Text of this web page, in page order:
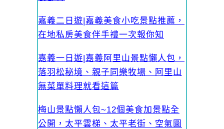
嘉義二日遊|嘉義美食小吃景點推薦，
在地私房美食伴手禮一次報你知
嘉義一日遊|嘉義阿里山景點懶人包，
落羽松秘境、親子同樂牧場、阿里山
無菜單料理就看這篇
梅山景點懶人包~12個美食加景點全
公開，太平雲梯、太平老街、空氣圖